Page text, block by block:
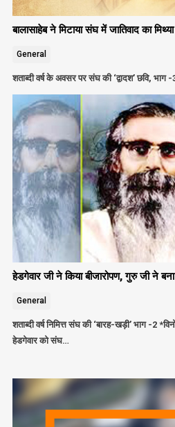
बालासाहेब ने मिटाया संघ में जातिवाद का
General
शताब्दी वर्ष के अवसर पर संघ की ‘द्वादश’ छवि,
हेडगेवार जी ने किया बीजारोपण, गुरु जी ने बना
General
शताब्दी वर्ष निमित्त संघ की ‘बारह-खड़ी’ भाग -2
हेडगेवार को संघ…